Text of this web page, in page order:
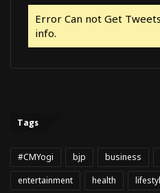
Error Can not Get
info.
Tags
#CMYogi bjp business
entertainment
health